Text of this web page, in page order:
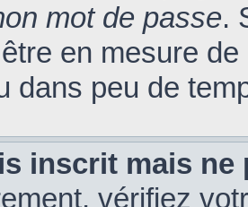
mot de passe.
en mesure
dans peu de
inscrit mais ne
vérifiez